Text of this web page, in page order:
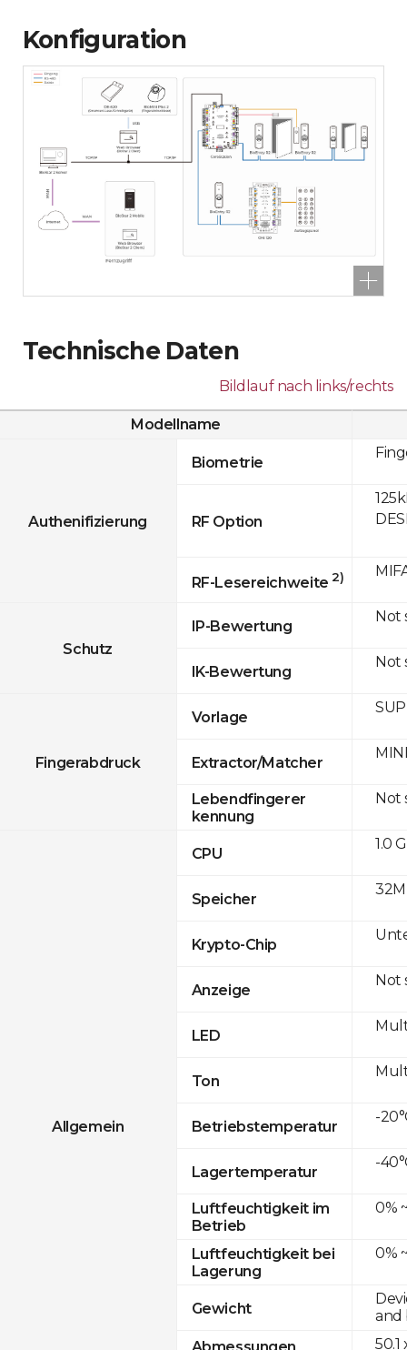
Konfiguration
Technische Daten
Bildlauf nach links/rechts
Modellname
Authenifizierung
Biometrie
RF Option
RF-Lesereichweite 2)
Schutz
IP-Bewertung
IK-Bewertung
Fingerabdruck
Vorlage
Extractor/Matcher
Lebendfingerer
kennung
Allgemein
CPU
Speicher
Krypto-Chip
Anzeige
LED
Ton
Betriebstemperatur
Lagertemperatur
Luftfeuchtigkeit im
Betrieb
Luftfeuchtigkeit bei
Lagerung
Gewicht
Abmessungen
Not
Not
Not
1.0
Not
-
-
0%
0%
and
50.1